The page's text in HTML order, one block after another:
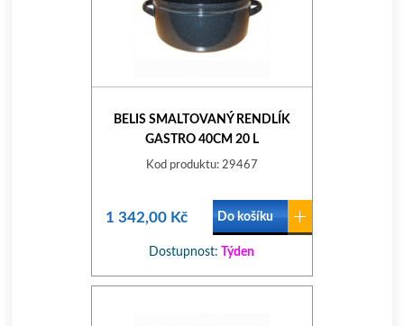
BELIS SMALTOVANÝ RENDLÍK
GASTRO 40CM 20 L
Kod produktu: 29467
1 342,00 Kč Do košíku
Dostupnost: Týden